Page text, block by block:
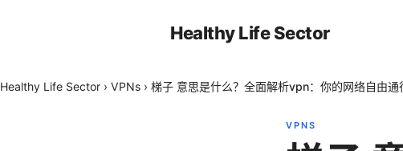
Healthy Life Sector
Healthy Life Sector › VPNs › 梯子 意思是什么？全面解析vpn：你的网络自由
VPNS